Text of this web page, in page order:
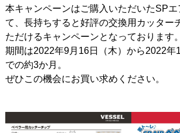
本キャンペーンはご購入いただいたSPエ
て、長持ちすると好評の交換用カッター
ただけるキャンペーンとなっております。
期間は2022年9月16日（木）から2022年
での約3か月。
ぜひこの機会にお買い求めください。